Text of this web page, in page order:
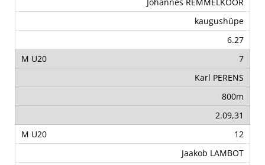
kaugushüpe
6.27
7
Karl PERENS
800m
2.09,31
12
Jaakob LAMBOT